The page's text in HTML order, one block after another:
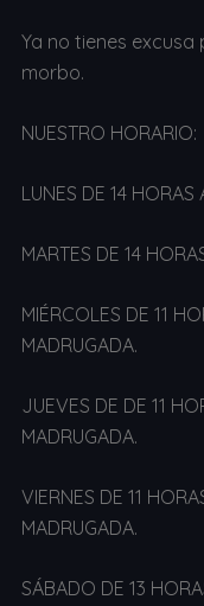
Ya no tienes
morbo.
NUESTRO HORARIO:
LUNES DE 14
MARTES DE 14
MIÉRCOLES DE 11
MADRUGADA.
JUEVES DE DE 11
MADRUGADA.
VIERNES DE 11
MADRUGADA.
SÁBADO DE 13